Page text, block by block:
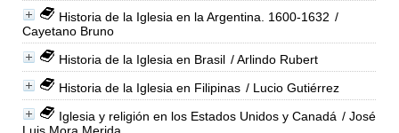
Historia de la Iglesia en la Argentina. 1600-1632 /
Cayetano Bruno
Historia de la Iglesia en Brasil / Arlindo Rubert
Historia de la Iglesia en Filipinas / Lucio Gutiérrez
Iglesia y religión en los Estados Unidos y Canadá / José
Luis Mora Merida